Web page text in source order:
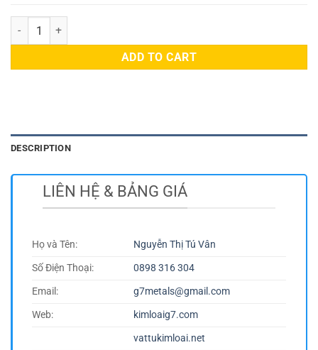
Đồng 20875 quantity
ADD TO CART
DESCRIPTION
LIÊN HỆ & BẢNG GIÁ
Họ và Tên:
Nguyễn Thị Tú Vân
Số Điện Thoại:
0898 316 304
Email:
g7metals@gmail.com
Web:
kimloaig7.com
vattukimloai.net